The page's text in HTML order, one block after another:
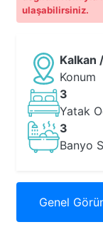
ulaşabilirsiniz.
Kalkan
Konum
3
Yatak
3
Banyo
Genel